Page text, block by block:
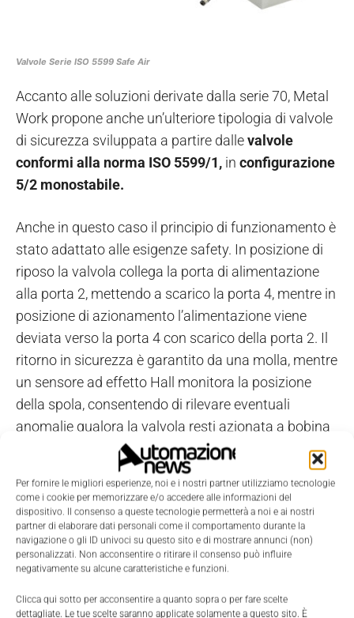
Per fornire le migliori esperienze, noi e i nostri partner utilizziamo tecnologie
come i cookie per memorizzare e/o accedere alle informazioni del
dispositivo. Il consenso a queste tecnologie permetterà a noi e ai nostri
partner di elaborare dati personali come il comportamento durante la
navigazione o gli ID univoci su questo sito e di mostrare annunci (non)
personalizzati. Non acconsentire o ritirare il consenso può influire
negativamente su alcune caratteristiche e funzioni.
Clicca qui sotto per acconsentire a quanto sopra o per fare scelte
dettagliate. Le tue scelte saranno applicate solamente a questo sito. È
Valvole Serie ISO 5599 Safe Air
Accanto alle soluzioni derivate dalla serie 70, Metal
Work propone anche un’ulteriore tipologia di valvole
di sicurezza sviluppata a partire dallevalvole
conformi alla norma ISO 5599/1, in configurazione
5/2 monostabile.
Anche in questo caso il principio di funzionamento è
stato adattato alle esigenze safety. In posizione di
riposo la valvola collega la porta di alimentazione
alla porta 2, mettendo a scarico la porta 4, mentre in
posizione di azionamento l’alimentazione viene
deviata verso la porta 4 con scarico della porta 2. Il
ritorno in sicurezza è garantito da una molla, mentre
un sensore ad effetto Hall monitora la posizione
della spola, consentendo di rilevare eventuali
anomalie qualora la valvola resti azionata a bobina
Versioni singole e a doppio canale
Laversione singola, disponibile nelle tre taglie ISO
5599/1, è classificata in categoria 2 secondo la EN
ISO 13849 ed è idonea per applicazioni fino a PL=
“c”. Per requisiti più stringenti, anche in questo caso,